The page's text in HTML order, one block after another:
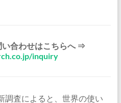
合わせはこちらへ ⇒
inquiry
調査によると、世界の使い